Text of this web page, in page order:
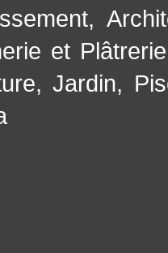
,
et Plâtrerie
,Jardin,